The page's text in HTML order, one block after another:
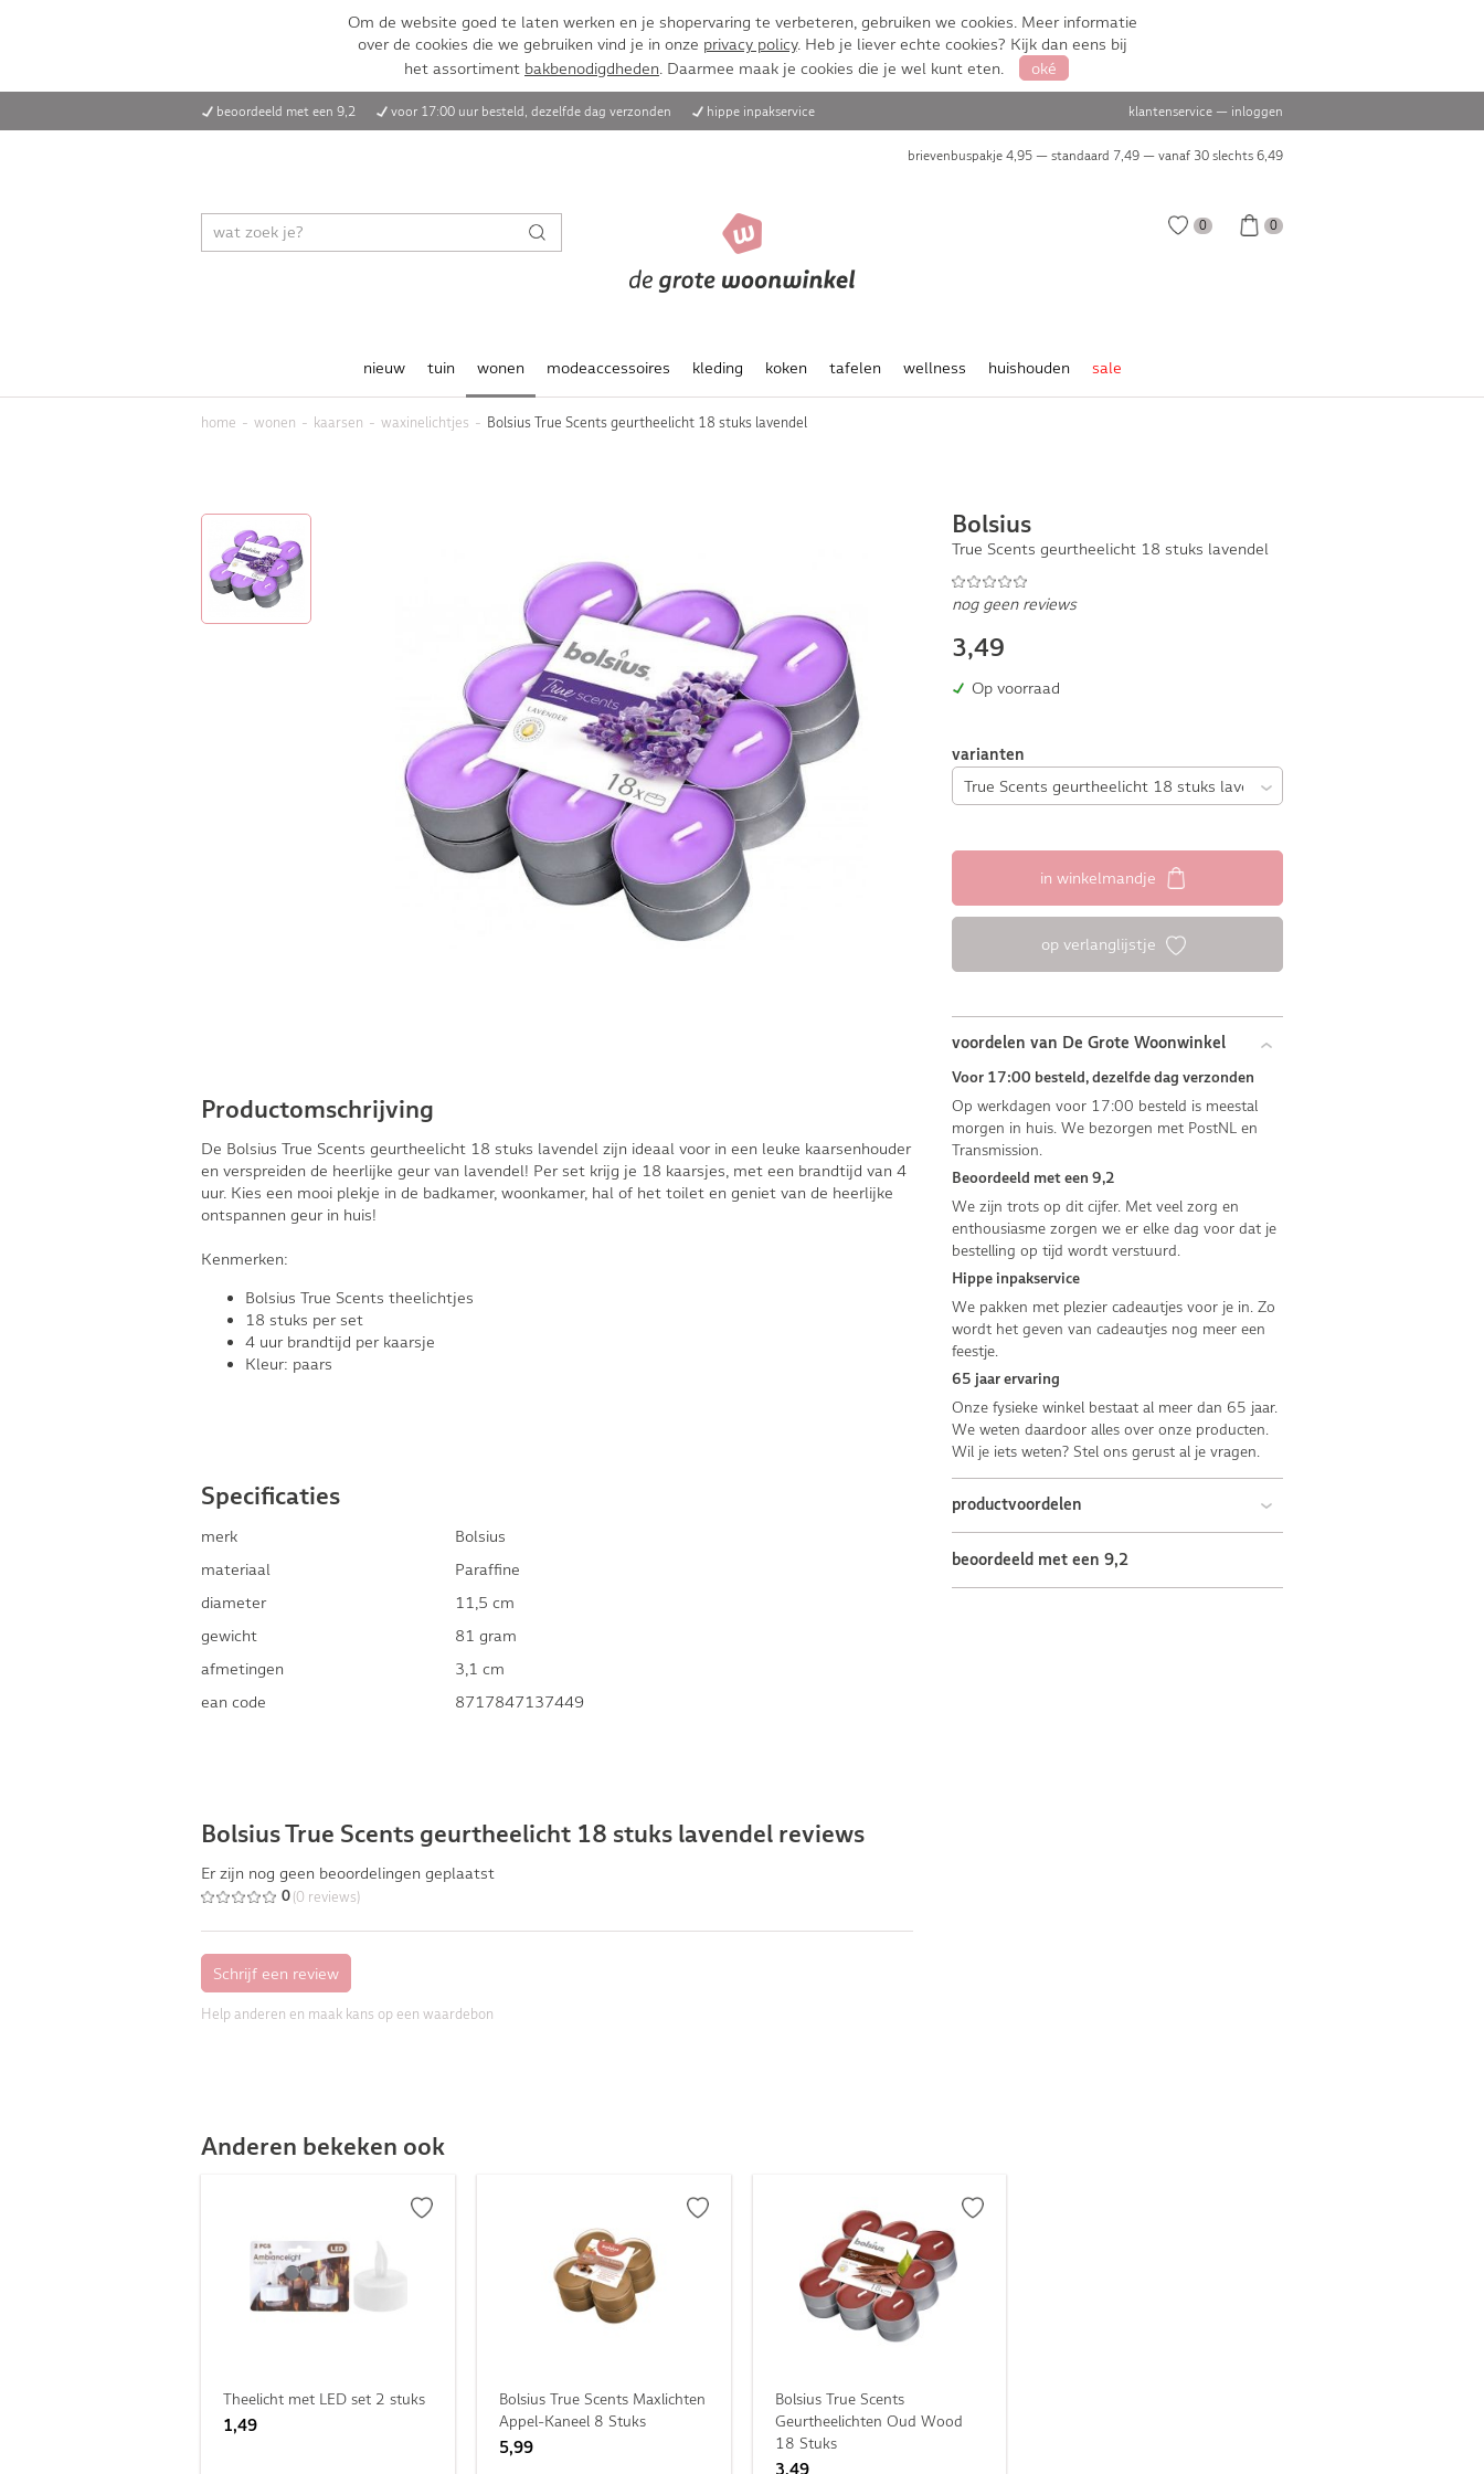
Om de website goed te laten werken en je shopervaring te verbeteren, gebruiken we cookies. Meer informatie
over de cookies die we gebruiken vind je in onze privacy policy. Heb je liever echte cookies? Kijk dan eens bij
het assortiment bakbenodigdheden. Daarmee maak je cookies die je wel kunt eten. oké
beoordeeld met een 9,2 voor 17:00 uur besteld, dezelfde dag verzonden hippe inpakservice klantenservice — inloggen
brievenbuspakje 4,95 — standaard 7,49 — vanaf 30 slechts 6,49
0 0
nieuw tuin wonen modeaccessoires kleding koken tafelen wellness huishouden sale
home wonen kaarsen waxinelichtjes Bolsius True Scents geurtheelicht 18 stuks lavendel
Productomschrijving
De Bolsius True Scents geurtheelicht 18 stuks lavendel zijn ideaal voor in een leuke kaarsenhouder
en verspreiden de heerlijke geur van lavendel! Per set krijg je 18 kaarsjes, met een brandtijd van 4
uur. Kies een mooi plekje in de badkamer, woonkamer, hal of het toilet en geniet van de heerlijke
ontspannen geur in huis!
Kenmerken:
Bolsius True Scents theelichtjes
18 stuks per set
4 uur brandtijd per kaarsje
Kleur: paars
Specificaties
merk
Bolsius
materiaal
Paraffine
diameter
11,5 cm
gewicht
81 gram
afmetingen
3,1 cm
ean code
8717847137449
Bolsius True Scents geurtheelicht 18 stuks lavendel reviews
Er zijn nog geen beoordelingen geplaatst
0 (0 reviews)
Help anderen en maak kans op een waardebon
Bolsius
True Scents geurtheelicht 18 stuks lavendel
nog geen reviews
3,49
Op voorraad
varianten
in winkelmandje
op verlanglijstje
voordelen van De Grote Woonwinkel
Voor 17:00 besteld, dezelfde dag verzonden
Op werkdagen voor 17:00 besteld is meestal
morgen in huis. We bezorgen met PostNL en
Transmission.
Beoordeeld met een 9,2
We zijn trots op dit cijfer. Met veel zorg en
enthousiasme zorgen we er elke dag voor dat je
bestelling op tijd wordt verstuurd.
Hippe inpakservice
We pakken met plezier cadeautjes voor je in. Zo
wordt het geven van cadeautjes nog meer een
feestje.
65 jaar ervaring
Onze fysieke winkel bestaat al meer dan 65 jaar.
We weten daardoor alles over onze producten.
Wil je iets weten? Stel ons gerust al je vragen.
productvoordelen
beoordeeld met een 9,2
Anderen bekeken ook
Theelicht met LED set 2 stuks
1,49
Bolsius True Scents Maxlichten
Appel-Kaneel 8 Stuks
5,99
Bolsius True Scents
Geurtheelichten Oud Wood
18 Stuks
3,49